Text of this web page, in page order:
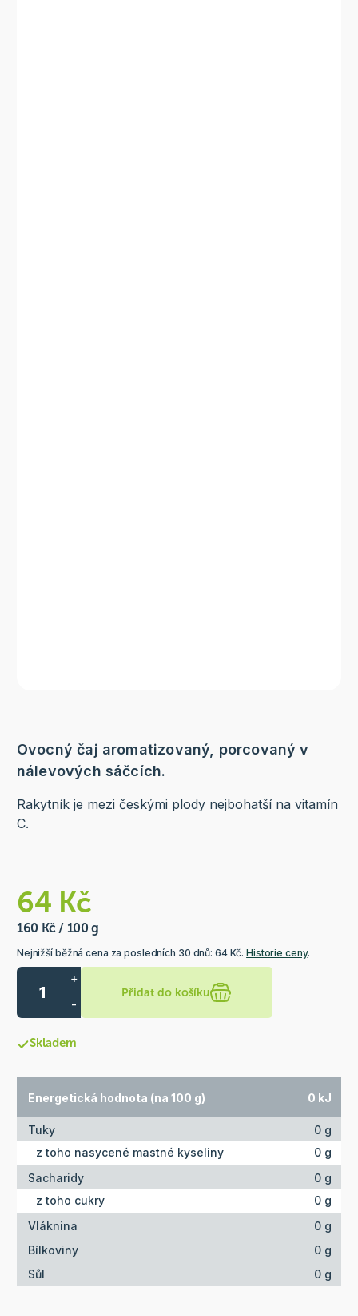
Ovocný čaj aromatizovaný, porcovaný v
nálevových sáčcích.
Rakytník je mezi českými plody nejbohatší na vitamín
C.
64 Kč
160 Kč / 100 g
Nejnižší běžná cena za posledních 30 dnů: 64 Kč.Historie ceny.
+
-
Přidat do košíku
Skladem
Energetická hodnota (na 100 g) 0 kJ
Tuky
0 g
z toho nasycené mastné kyseliny
0 g
Sacharidy
0 g
z toho cukry
0 g
Vláknina
0 g
Bílkoviny
0 g
Sůl
0 g